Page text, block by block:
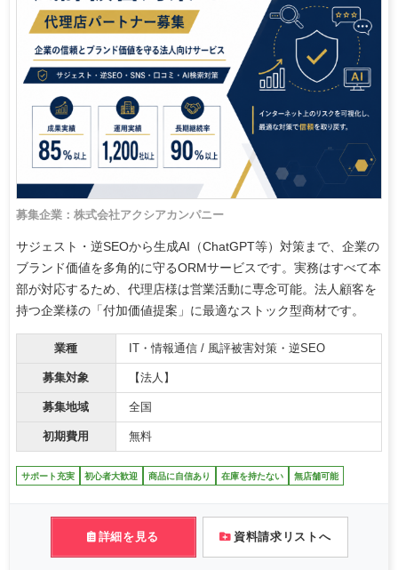
募集企業：株式会社アクシアカンパニー
サジェスト・逆SEOから生成AI（ChatGPT等）対策まで、企業の
ブランド価値を多角的に守るORMサービスです。実務はすべて本
部が対応するため、代理店様は営業活動に専念可能。法人顧客を
持つ企業様の「付加価値提案」に最適なストック型商材です。
業種 IT・情報通信 / 風評被害対策・逆SEO
募集対象 【法人】
募集地域 全国
初期費用 無料
サポート充実 初心者大歓迎 商品に自信あり 在庫を持たない 無店舗可能
詳細を見る 資料請求リストへ